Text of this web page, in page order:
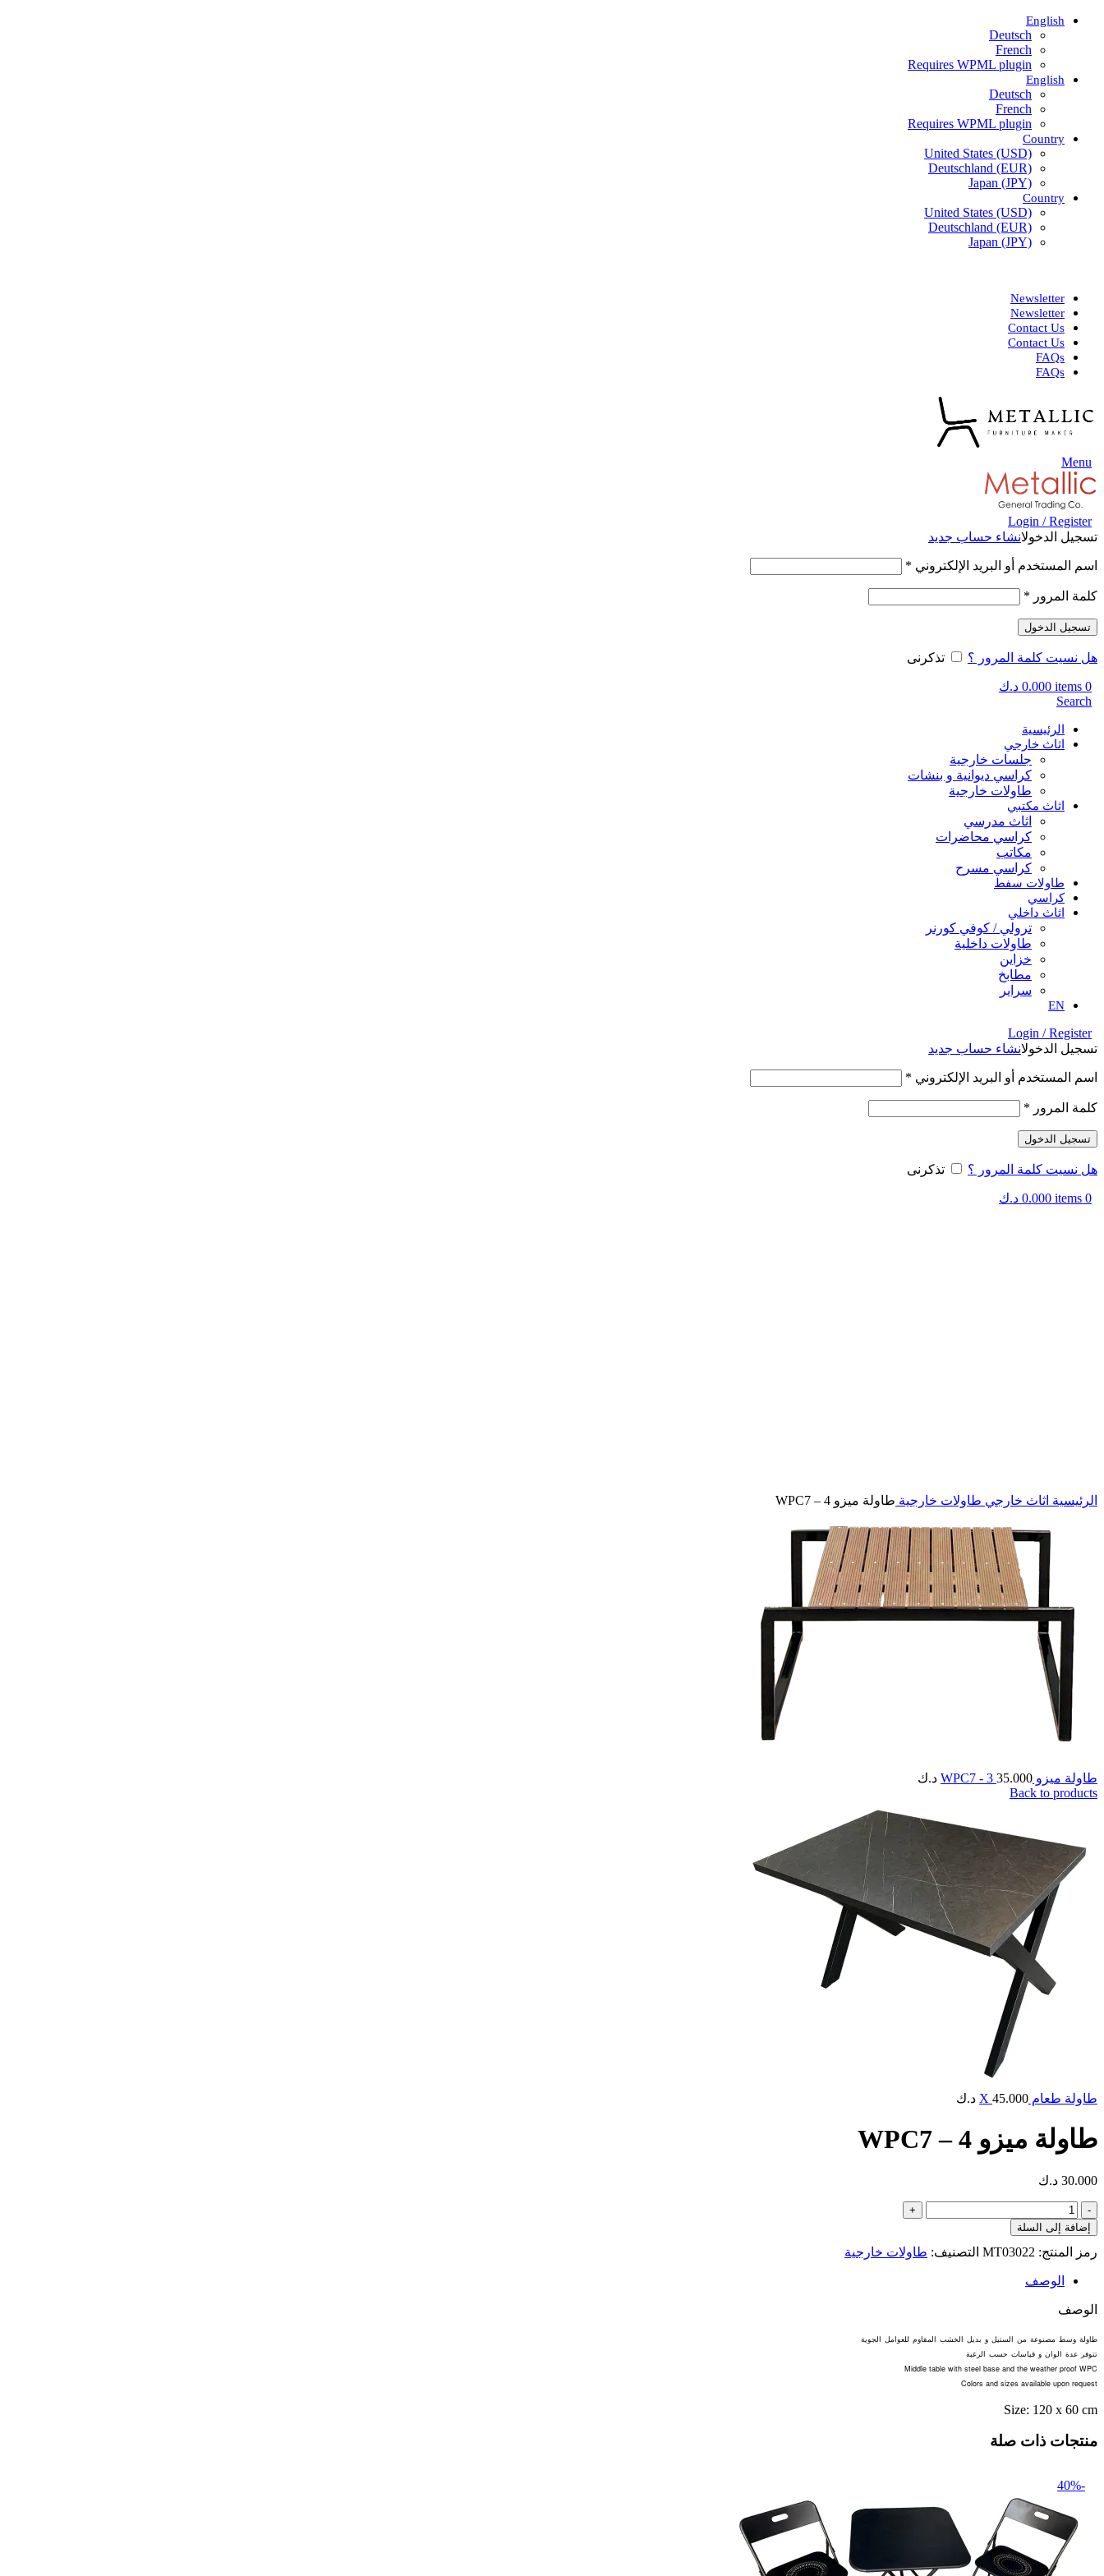
English
Deutsch
French
Requires WPML plugin
English
Deutsch
French
Requires WPML plugin
Country
United States (USD)
Deutschland (EUR)
Japan (JPY)
Country
United States (USD)
Deutschland (EUR)
Japan (JPY)
Newsletter
Newsletter
Contact Us
Contact Us
FAQs
FAQs
Menu
Login / Register
تسجيل الدخولانشاء حساب جديد
اسم المستخدم أو البريد الإلكتروني *
كلمة المرور *
تسجيل الدخول
هل نسيت كلمة المرور ؟ تذكرنى
0
items
0.000 د.ك
Search
الرئيسية
اثاث خارجي
جلسات خارجية
كراسي ديوانية و بنشات
طاولات خارجية
اثاث مكتبي
اثاث مدرسي
كراسي محاضرات
مكاتب
كراسي مسرح
طاولات سفط
كراسي
اثاث داخلي
ترولي / كوفي كورنر
⁠طاولات داخلية
⁠خزاين
⁠مطابخ
سراير
EN
Login / Register
تسجيل الدخولانشاء حساب جديد
اسم المستخدم أو البريد الإلكتروني *
كلمة المرور *
تسجيل الدخول
هل نسيت كلمة المرور ؟ تذكرنى
0
items
0.000 د.ك
الرئيسية اثاث خارجي طاولات خارجية طاولة ميزو WPC7 – 4
طاولة ميزو WPC7 - 3 35.000
د.ك
Back to products
طاولة طعام X 45.000 د.ك
طاولة ميزو WPC7 – 4
30.000 د.ك
كمية
طاولة
ميزو
WPC7
4
إضافة إلى السلة
رمز المنتج: MT03022 التصنيف: طاولات خارجية
الوصف
الوصف
طاولة وسط مصنوعة من الستيل و بديل الخشب المقاوم للعوامل الجوية
تتوفر
عدة الوان و قياسات حسب الرغبة
Middle table with steel base and the weather proof WPC
Colors and sizes available upon request
Size: 120 x 60 cm
منتجات ذات صلة
-40%